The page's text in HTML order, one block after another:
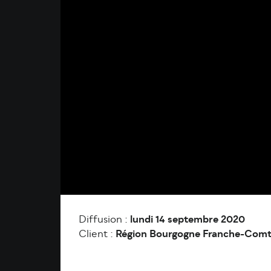
Diffusion : lundi 14 septembre 2020
Client : Région Bourgogne Franche-